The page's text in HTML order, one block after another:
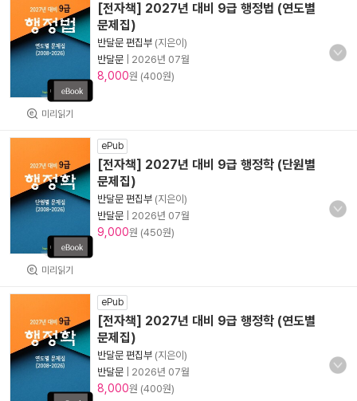
미리읽기
[전자책] 2027년 대비 9급 행정법 (연도별
문제집)
반달문 편집부 (지은이)
반달문
2026년 07월
8,000원 (400원)
미리읽기
ePub
[전자책] 2027년 대비 9급 행정학 (단원별
문제집)
반달문 편집부 (지은이)
반달문
2026년 07월
9,000원 (450원)
ePub
[전자책] 2027년 대비 9급 행정학 (연도별
문제집)
반달문 편집부 (지은이)
반달문
2026년 07월
8,000원 (400원)